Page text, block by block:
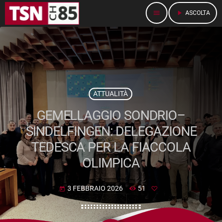
menu play_arrow ASCOLTA
ATTUALITÀ
GEMELLAGGIO SONDRIO–
SINDELFINGEN: DELEGAZIONE
TEDESCA PER LA FIACCOLA
OLIMPICA
today 3 FEBBRAIO 2026 51